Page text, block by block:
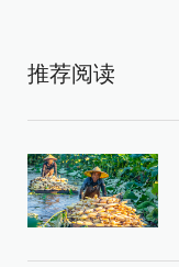
推荐阅读